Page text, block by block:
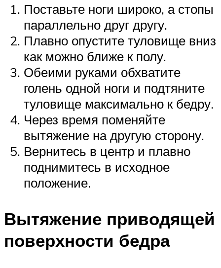
Поставьте ноги широко, а стопы
параллельно друг другу.
Плавно опустите туловище вниз
как можно ближе к полу.
Обеими руками обхватите
голень одной ноги и подтяните
туловище максимально к бедру.
Через время поменяйте
вытяжение на другую сторону.
Вернитесь в центр и плавно
поднимитесь в исходное
положение.
Вытяжение приводящей
поверхности бедра